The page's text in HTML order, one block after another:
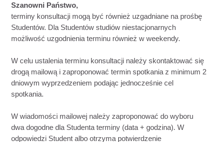
Szanowni Państwo,
terminy konsultacji mogą być również uzgadniane na prośbę
Studentów. Dla Studentów studiów niestacjonarnych
możliwość uzgodnienia terminu również w weekendy.
W celu ustalenia terminu konsultacji należy skontaktować się
drogą mailową i zaproponować termin spotkania z minimum 2
dniowym wyprzedzeniem podając jednocześnie cel
spotkania.
W wiadomości mailowej należy zaproponować do wyboru
dwa dogodne dla Studenta terminy (data + godzina). W
odpowiedzi Student albo otrzyma potwierdzenie